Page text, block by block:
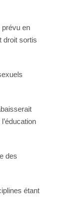
prévu en
droit sortis
des
étant